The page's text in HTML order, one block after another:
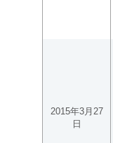
2015年3月27
日